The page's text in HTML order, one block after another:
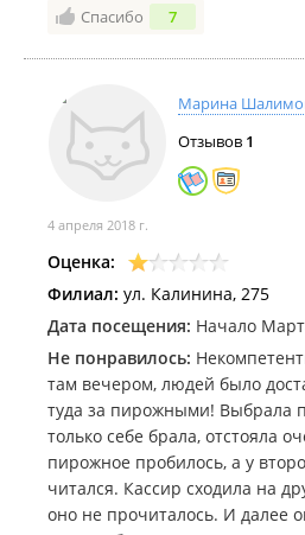
Спасибо 7
Марина
Отзывов 1
4 апреля 2018 г.
Оценка:
Филиал: ул. Калинина, 275
Дата посещения: Начало
Не понравилось:
там вечером, людей было
туда за пирожными! Выбрала
только себе брала, отстояла
пирожное пробилось, а у
читался. Кассир сходила на
оно не прочиталось. И далее